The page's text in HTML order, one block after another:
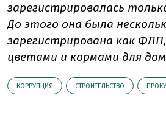
зарегистрировалась
До этого она была
зарегистрирована как
цветами и кормами для
КОРРУПЦИЯ СТРОИТЕЛЬСТВО